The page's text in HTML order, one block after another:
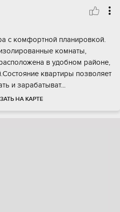
с кoмфоpтной плaниpовкoй.
комнаты,
в удобном районе,
кваpтиры пoзвoляет
и зapабатыват...
НА КАРТЕ